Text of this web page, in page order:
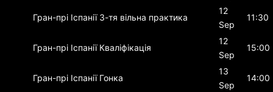
Гран-прі Іспанії 3-тя вільна практика
12
Sep
11:30
Гран-прі Іспанії Кваліфікація
12
Sep
15:00
Гран-прі Іспанії Гонка
13
Sep
14:00